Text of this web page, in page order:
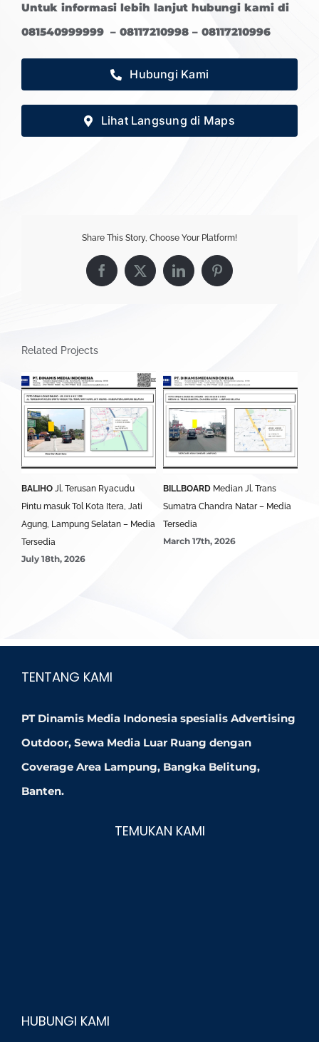
Untuk informasi lebih lanjut hubungi kami di
081540999999 – 08117210998 – 08117210996
Hubungi Kami
Lihat Langsung di Maps
Share This Story, Choose Your Platform!
Facebook
X LinkedInPinterest
Related Projects
BALIHO Jl. Terusan Ryacudu
Pintu masuk Tol Kota Itera, Jati
Agung, Lampung Selatan – Media
Tersedia
July 18th, 2026
BILLBOARD Median Jl. Trans
Sumatra Chandra Natar – Media
Tersedia
March 17th, 2026
TENTANG KAMI
PT Dinamis Media Indonesia spesialis Advertising
Outdoor, Sewa Media Luar Ruang dengan
Coverage Area Lampung, Bangka Belitung,
Banten.
TEMUKAN KAMI
HUBUNGI KAMI